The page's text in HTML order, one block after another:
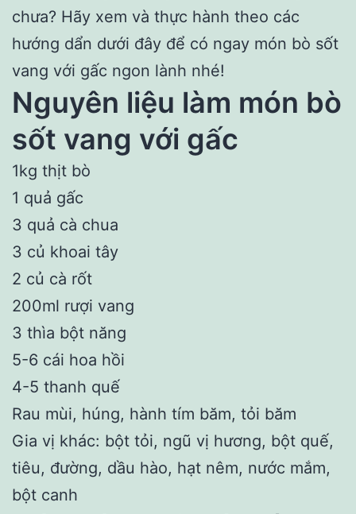
chưa? Hãy xem và thực hành theo các
hướng dẩn dưới đây để có ngay món bò sốt
vang với gấc ngon lành nhé!
Nguyên liệu làm món bò
sốt vang với gấc
1kg thịt bò
1 quả gấc
3 quả cà chua
3 củ khoai tây
2 củ cà rốt
200ml rượi vang
3 thìa bột năng
5-6 cái hoa hồi
4-5 thanh quế
Rau mùi, húng, hành tím băm, tỏi băm
Gia vị khác: bột tỏi, ngũ vị hương, bột quế,
tiêu, đường, dầu hào, hạt nêm, nước mắm,
bột canh